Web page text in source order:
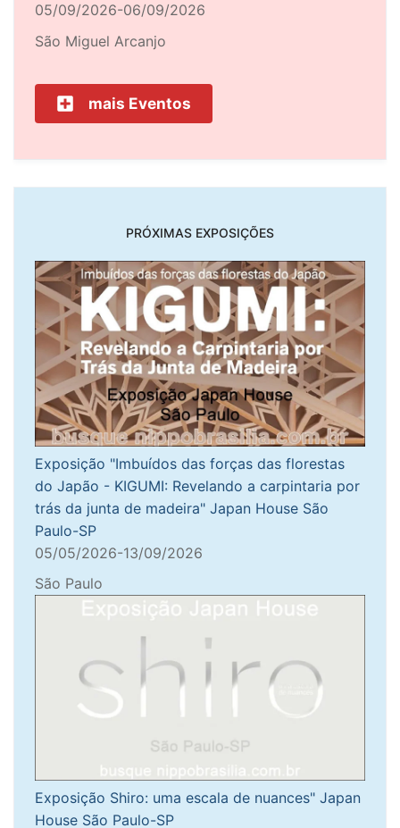
05/09/2026-06/09/2026
São Miguel Arcanjo
mais Eventos
PRÓXIMAS EXPOSIÇÕES
Exposição "Imbuídos das forças das florestas
do Japão - KIGUMI: Revelando a carpintaria por
trás da junta de madeira" Japan House São
Paulo-SP
05/05/2026-13/09/2026
São Paulo
Exposição Shiro: uma escala de nuances" Japan
House São Paulo-SP